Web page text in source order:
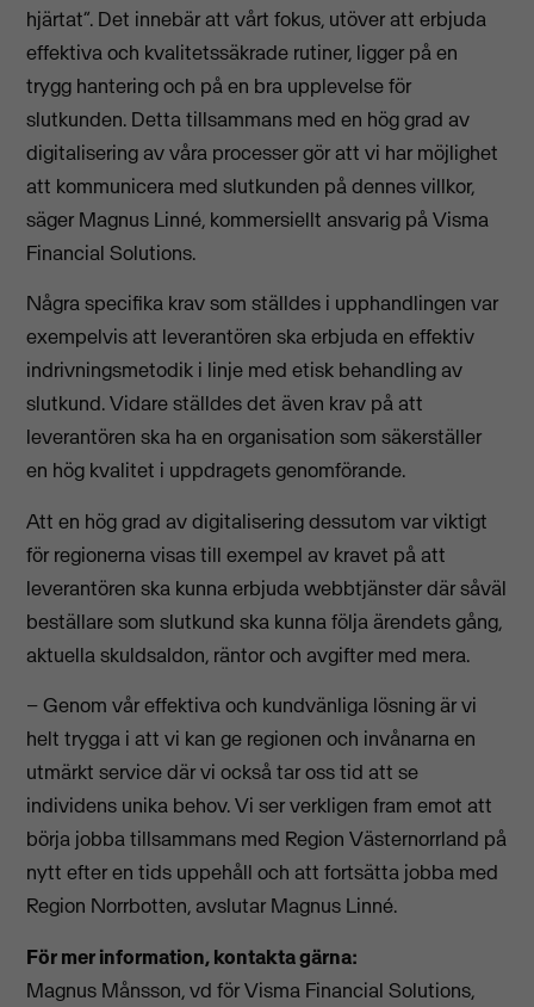
hjärtat”. Det innebär att vårt fokus, utöver att erbjuda
effektiva och kvalitetssäkrade rutiner, ligger på en
trygg hantering och på en bra upplevelse för
slutkunden. Detta tillsammans med en hög grad av
digitalisering av våra processer gör att vi har möjlighet
att kommunicera med slutkunden på dennes villkor,
säger Magnus Linné, kommersiellt ansvarig på Visma
Financial Solutions.
Några specifika krav som ställdes i upphandlingen var
exempelvis att leverantören ska erbjuda en effektiv
indrivningsmetodik i linje med etisk behandling av
slutkund. Vidare ställdes det även krav på att
leverantören ska ha en organisation som säkerställer
en hög kvalitet i uppdragets genomförande.
Att en hög grad av digitalisering dessutom var viktigt
för regionerna visas till exempel av kravet på att
leverantören ska kunna erbjuda webbtjänster där såväl
beställare som slutkund ska kunna följa ärendets gång,
aktuella skuldsaldon, räntor och avgifter med mera.
– Genom vår effektiva och kundvänliga lösning är vi
helt trygga i att vi kan ge regionen och invånarna en
utmärkt service där vi också tar oss tid att se
individens unika behov. Vi ser verkligen fram emot att
börja jobba tillsammans med Region Västernorrland på
nytt efter en tids uppehåll och att fortsätta jobba med
Region Norrbotten, avslutar Magnus Linné.
För mer information, kontakta gärna:
Magnus Månsson, vd för Visma Financial Solutions,